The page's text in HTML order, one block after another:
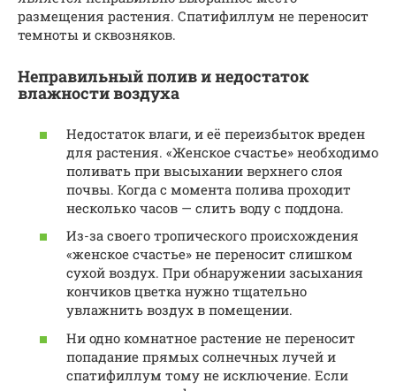
размещения растения. Спатифиллум не переносит
темноты и сквозняков.
Неправильный полив и недостаток
влажности воздуха
Недостаток влаги, и её переизбыток вреден
для растения. «Женское счастье» необходимо
поливать при высыхании верхнего слоя
почвы. Когда с момента полива проходит
несколько часов — слить воду с поддона.
Из-за своего тропического происхождения
«женское счастье» не переносит слишком
сухой воздух. При обнаружении засыхания
кончиков цветка нужно тщательно
увлажнить воздух в помещении.
Ни одно комнатное растение не переносит
попадание прямых солнечных лучей и
спатифиллум тому не исключение. Если